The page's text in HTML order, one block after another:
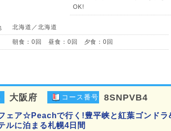
OK!
北海道／北海道
朝食：0回 昼食：0回 夕食：0回
大阪府 コース番号 8SNPVB4
ェア☆Peachで行く!豊平峡と紅葉ゴンドラ
ルに泊まる札幌4日間